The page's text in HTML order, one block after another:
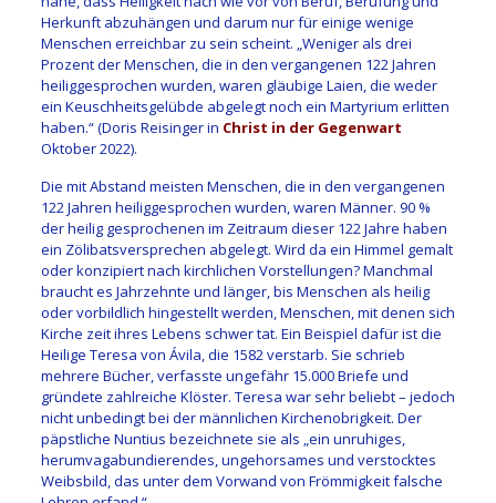
Herkunft abzuhängen und darum nur für einige wenige
Menschen erreichbar zu sein scheint. „Weniger als drei
Prozent der Menschen, die in den vergangenen 122 Jahren
heiliggesprochen wurden, waren gläubige Laien, die weder
ein Keuschheitsgelübde abgelegt noch ein Martyrium erlitten
haben.“ (Doris Reisinger in Christ in der Gegenwart
Oktober 2022).
Die mit Abstand meisten Menschen, die in den vergangenen
122 Jahren heiliggesprochen wurden, waren Männer. 90 %
der heilig gesprochenen im Zeitraum dieser 122 Jahre haben
ein Zölibatsversprechen abgelegt. Wird da ein Himmel gemalt
oder konzipiert nach kirchlichen Vorstellungen? Manchmal
braucht es Jahrzehnte und länger, bis Menschen als heilig
oder vorbildlich hingestellt werden, Menschen, mit denen sich
Kirche zeit ihres Lebens schwer tat. Ein Beispiel dafür ist die
Heilige Teresa von Ávila, die 1582 verstarb. Sie schrieb
mehrere Bücher, verfasste ungefähr 15.000 Briefe und
gründete zahlreiche Klöster. Teresa war sehr beliebt – jedoch
nicht unbedingt bei der männlichen Kirchenobrigkeit. Der
päpstliche Nuntius bezeichnete sie als „ein unruhiges,
herumvagabundierendes, ungehorsames und verstocktes
Weibsbild, das unter dem Vorwand von Frömmigkeit falsche